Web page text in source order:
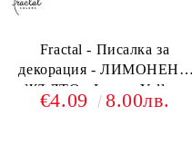
Fractal - Писалка за
декорация - ЛИМОНЕНО
ЖЪЛТО - Lemon Yellow
€4.09 8.00лв.